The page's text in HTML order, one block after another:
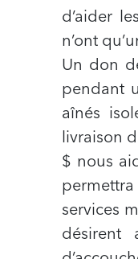
d’aider
n’ont
Un don
pendant
aînés
livraison
$ nous
services
désirent